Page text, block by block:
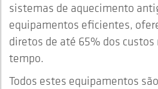
sistemas de aquecimento
equipamentos eficientes,
diretos de até 65% dos
tempo.
Todos estes equipamentos